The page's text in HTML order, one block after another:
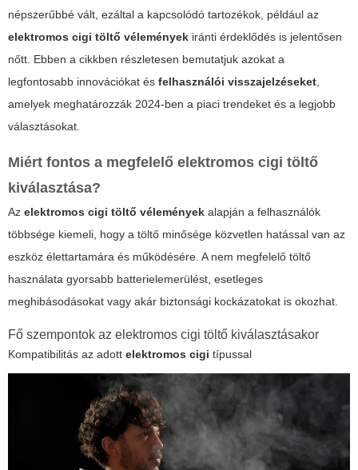
népszerűbbé vált, ezáltal a kapcsolódó tartozékok, például az
elektromos cigi töltő vélemények iránti érdeklődés is jelentősen
nőtt. Ebben a cikkben részletesen bemutatjuk azokat a
legfontosabb innovációkat és felhasználói visszajelzéseket,
amelyek meghatározzák 2024-ben a piaci trendeket és a legjobb
választásokat.
Miért fontos a megfelelő elektromos cigi töltő
kiválasztása?
Az elektromos cigi töltő vélemények alapján a felhasználók
többsége kiemeli, hogy a töltő minősége közvetlen hatással van az
eszköz élettartamára és működésére. A nem megfelelő töltő
használata gyorsabb batterielemerülést, esetleges
meghibásodásokat vagy akár biztonsági kockázatokat is okozhat.
Fő szempontok az elektromos cigi töltő kiválasztásakor
Kompatibilitás az adott elektromos cigi típussal